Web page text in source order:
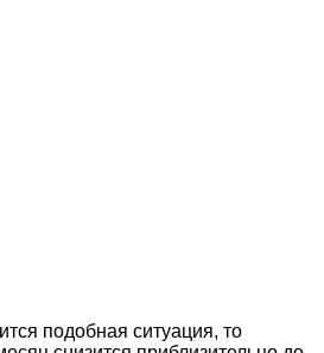
подобная ситуация, то